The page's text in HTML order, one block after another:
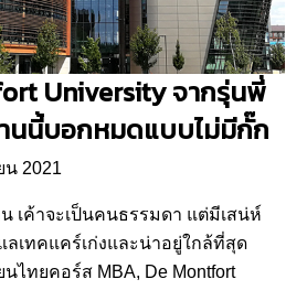
University จากรุ่นพี่
นนี้บอกหมดแบบไม่มีกั๊ก
2021
น เค้าจะเป็นคนธรรมดา แต่มีเสน่ห์
ลเทคแคร์เก่งและน่าอยู่ใกล้ที่สุด
นไทยคอร์ส MBA, De Montfort